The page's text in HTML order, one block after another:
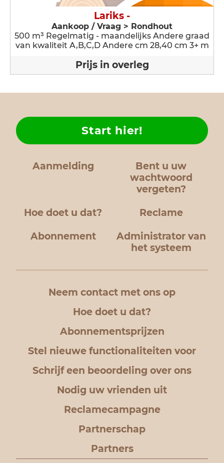
Lariks -
Aankoop / Vraag > Rondhout
500 m³ Regelmatig - maandelijks Andere graad
van kwaliteit A,B,C,D Andere cm 28,40 cm 3+ m
Prijs in overleg
Aanmelding
Bent u uw
wachtwoord
vergeten?
Hoe doet u dat?
Start hier!
Reclame
Abonnement
Administrator van
het systeem
Neem contact met ons op
Hoe doet u dat?
Abonnementsprijzen
Stel nieuwe functionaliteiten voor
Schrijf een beoordeling over ons
Nodig uw vrienden uit
Reclamecampagne
Partnerschap
Partners